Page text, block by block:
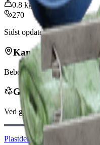
0.8 kg
270
Sidst opdateret:Nov 04, 2025
Kan findes i
Beboelse
Genbruges til
Ved genbrug modtager du -30
Plastdele